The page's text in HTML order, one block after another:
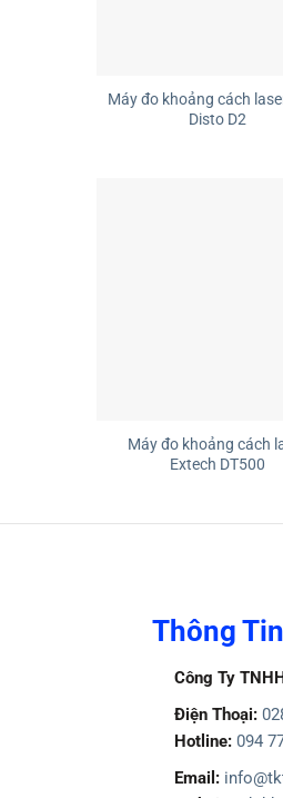
Máy đo khoảng cách
Disto D2
Máy đo khoảng cách
Extech DT500
Thông
Công Ty
Điện Thoại:
Hotline:094
Email: